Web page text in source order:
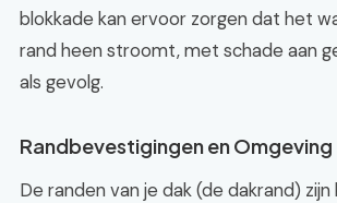
blokkade kan ervoor zorgen dat het
rand heen stroomt, met schade aan
als gevolg.
Randbevestigingen en Omgeving
De randen van je dak (de dakrand)